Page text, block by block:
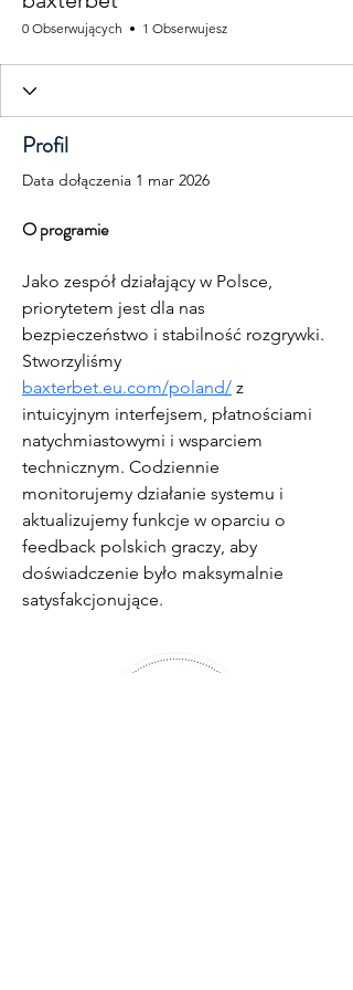
0 Obserwujących 1 Obserwujesz
Profil
Data dołączenia 1 mar 2026
O programie
Jako zespół działający w Polsce,
priorytetem jest dla nas
bezpieczeństwo i stabilność rozgrywki.
Stworzyliśmy
baxterbet.eu.com/poland/ z
intuicyjnym interfejsem, płatnościami
natychmiastowymi i wsparciem
technicznym. Codziennie
monitorujemy działanie systemu i
aktualizujemy funkcje w oparciu o
feedback polskich graczy, aby
doświadczenie było maksymalnie
satysfakcjonujące.